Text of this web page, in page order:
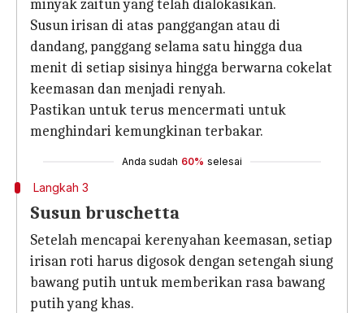
minyak zaitun yang telah dialokasikan.
Susun irisan di atas panggangan atau di
dandang, panggang selama satu hingga dua
menit di setiap sisinya hingga berwarna cokelat
keemasan dan menjadi renyah.
Pastikan untuk terus mencermati untuk
menghindari kemungkinan terbakar.
Anda sudah 60% selesai
Langkah 3
Susun bruschetta
Setelah mencapai kerenyahan keemasan, setiap
irisan roti harus digosok dengan setengah siung
bawang putih untuk memberikan rasa bawang
putih yang khas.